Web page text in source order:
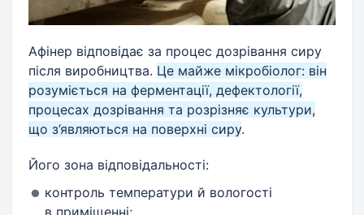
Афінер відповідає за процес дозрівання сиру
після виробництва. Це майже мікробіолог: він
розуміється на ферментації, дефектології,
процесах дозрівання та розрізняє культури,
що з’являються на поверхні сиру.
Його зона відповідальності:
контроль температури й вологості
в приміщенні;